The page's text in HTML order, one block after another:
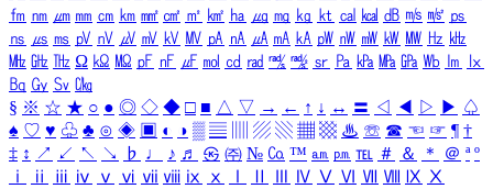
㎙ ㎚ ㎛ ㎜ ㎝ ㎞ ㎟ ㎠ ㎡ ㎢ ㏊ ㎍ ㎎ ㎏ ㏏ ㎈ ㎉ ㏈ ㎧ ㎨ ㎰
㎱ ㎲ ㎳ ㎴ ㎵ ㎶ ㎷ ㎸ ㎹ ㎀ ㎁ ㎂ ㎃ ㎄ ㎺ ㎻ ㎽ ㎾ ㎿ ㎐ ㎑
㎒ ㎓ ㎔ Ω ㏀ ㏁ ㎊ ㎋ ㎌ ㏖ ㏅ ㎭ ㎮ ㎯ ㏛ ㎩ ㎪ ㎫ ㎬ ㏝ ㏐
㏓
㏃ ㏉ ㏜ ㏆
§ ※ ☆ ★ ○ ● ◎ ◇ ◆ □ ■ △ ▽ → ← ↑ ↓ ↔ 〓 ◁ ◀ ▷ ▶ ♤
♠ ♡ ♥ ♧ ♣ ⊙ ◈ ▣ ◐ ◑ ▒ ▤ ▨ ▧ ▦ ▩ ♨ ☏ ☎ ☜ ☞ ¶ †
‡ ↕ ↗ ↙ ↖ ↘ ♭ ♩ ♪ ♬ ㉿ ㈜ № ㏇ ™ ㏂ ㏘ ℡ ＃ ＆ ＊ ＠ ª º
ⅰ
ⅱ ⅲ ⅳ ⅴ ⅵ ⅶ ⅷ ⅸ ⅹ Ⅳ Ⅴ Ⅵ Ⅶ Ⅷ Ⅸ Ⅹ